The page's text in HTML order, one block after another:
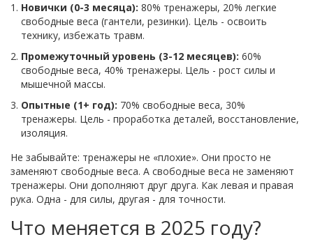
Новички (0-3 месяца): 80% тренажеры, 20% легкие
свободные веса (гантели, резинки). Цель - освоить
технику, избежать травм.
Промежуточный уровень (3-12 месяцев): 60%
свободные веса, 40% тренажеры. Цель - рост силы и
мышечной массы.
Опытные (1+ год): 70% свободные веса, 30%
тренажеры. Цель - проработка деталей, восстановление,
изоляция.
Не забывайте: тренажеры не «плохие». Они просто не
заменяют свободные веса. А свободные веса не заменяют
тренажеры. Они дополняют друг друга. Как левая и правая
рука. Одна - для силы, другая - для точности.
Что меняется в 2025 году?